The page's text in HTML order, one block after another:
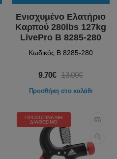
Ενισχυμένο Ελατήριο
Καρπού 280lbs 127kg
LivePro Β 8285-280
Κωδικός Β 8285-280
9.70€ 13.00€
Προσθήκη στο καλάθι
ΠΡΟΣΩΡΙΝΆ ΜΗ
ΔΙΑΘΈΣΙΜΟ